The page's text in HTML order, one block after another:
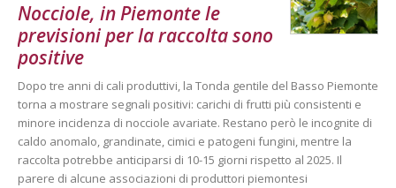
Nocciole, in Piemonte le
previsioni per la raccolta sono
positive
Dopo tre anni di cali produttivi, la Tonda gentile del Basso Piemonte
torna a mostrare segnali positivi: carichi di frutti più consistenti e
minore incidenza di nocciole avariate. Restano però le incognite di
caldo anomalo, grandinate, cimici e patogeni fungini, mentre la
raccolta potrebbe anticiparsi di 10-15 giorni rispetto al 2025. Il
parere di alcune associazioni di produttori piemontesi